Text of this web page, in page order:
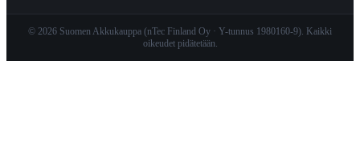
© 2026 Suomen Akkukauppa (nTec Finland Oy · Y-tunnus 1980160-9). Kaikki
oikeudet pidätetään.